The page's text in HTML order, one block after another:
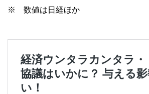
※ 数値は日経ほか